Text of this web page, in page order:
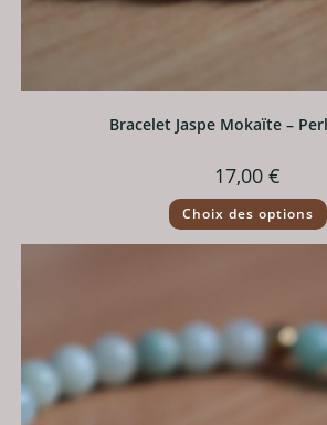
Bracelet Jaspe Mokaïte –
17,00 €
Choix des options